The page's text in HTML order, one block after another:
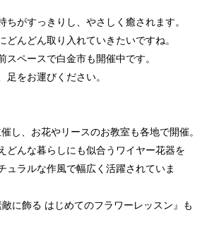
ちがすっきりし、やさしく癒されます。
どんどん取り入れていきたいですね。
スペースで白金市も開催中です。
足をお運びください。
し、お花やリースのお教室も各地で開催。
どんな暮らしにも似合うワイヤー花器を
ュラルな作風で幅広く活躍されていま
に飾る はじめてのフラワーレッスン』も